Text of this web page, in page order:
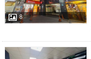
8
店長推薦